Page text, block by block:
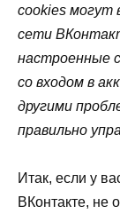
cookies могут
сети
настроенные
со входом в
другими
правильно
Итак, если у
ВКонтакте, не